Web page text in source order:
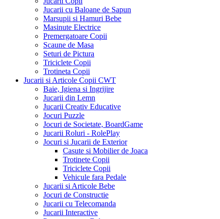
Jucarii cu Baloane de Sapun
Marsupii si Hamuri Bebe
Masinute Electrice
Premergatoare Copii
Scaune de Masa
Seturi de Pictura
Triciclete Copii
Trotineta Copii
Jucarii si Articole Copii CWT
Baie, Igiena si Ingrijire
Jucarii din Lemn
Jucarii Creativ Educative
Jocuri Puzzle
Jocuri de Societate, BoardGame
Jucarii Roluri - RolePlay
Jocuri si Jucarii de Exterior
Casute si Mobilier de Joaca
Trotinete Copii
Triciclete Copii
Vehicule fara Pedale
Jucarii si Articole Bebe
Jocuri de Constructie
Jucarii cu Telecomanda
Jucarii Interactive